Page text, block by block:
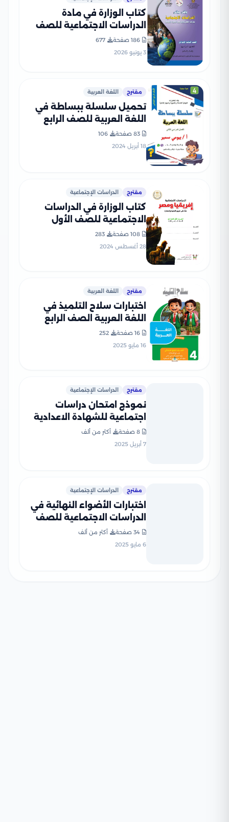
كتاب الوزارة في مادة
الدراسات الاجتماعية للصف
PDF
186 صفحة
677
3 يونيو 2026
مقترح اللغة العربية
تحميل سلسلة ببساطة في
اللغة العربية للصف الرابع
الابتدائي الترم الثاني من إعداد
أستاذ بيومي سمير
83 صفحة
106
18 أبريل 2024
مقترح الدراسات الإجتماعية
كتاب الوزارة في الدراسات
الاجتماعية للصف الأول
بصيغة PDF
108 صفحة
283
28 أغسطس 2024
مقترح اللغة العربية
اختبارات سلاح التلميذ في
اللغة العربية الصف الرابع
بالاجابات
16 صفحة
252
16 مايو 2025
مقترح الدراسات الإجتماعية
نموذج امتحان دراسات
اجتماعية للشهادة الاعدادية
بنظام البوكليت من محافظة
8 صفحة
أكثر من ألف
7 أبريل 2025
مقترح الدراسات الإجتماعية
اختبارات الأضواء النهائية في
الدراسات الاجتماعية للصف
الثالث الإعدادي الترم الثاني
34 صفحة
أكثر من ألف
6 مايو 2025